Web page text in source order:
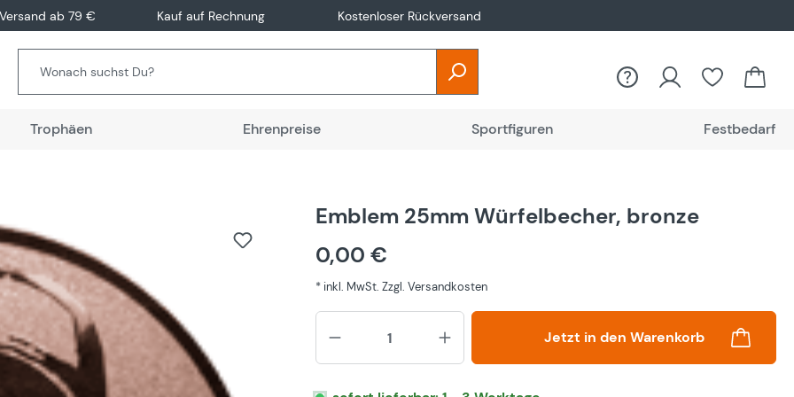
ab 79 € Kauf auf Rechnung Kostenloser Rückversand
Trophäen Ehrenpreise Sportfiguren Festbedarf
Emblem 25mm Würfelbecher, bronze
0,00 €
* inkl. MwSt. Zzgl. Versandkosten
Produkt Anzahl: Gib den
Jetzt in den Warenkorb